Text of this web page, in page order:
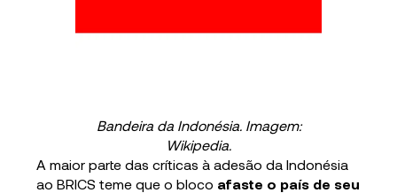
Bandeira da Indonésia. Imagem:
Wikipedia.
A maior parte das críticas à adesão da Indonésia
ao BRICS teme que o bloco afaste o país de seu